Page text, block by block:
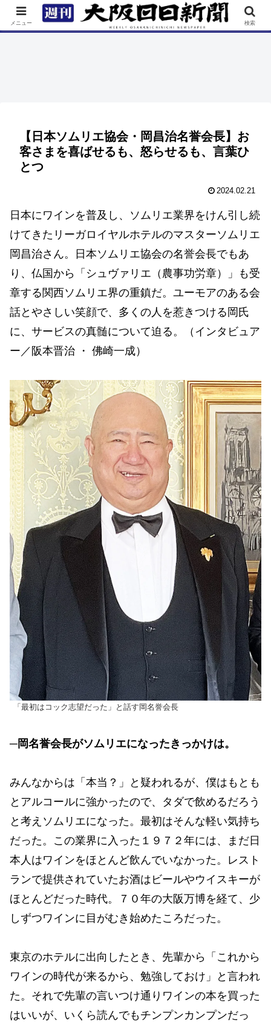
TOP 特集 ニュース 連載 街ネタ イベント
【日本ソムリエ協会・岡昌治名誉会長】お
客さまを喜ばせるも、怒らせるも、言葉ひ
とつ
2024.02.21
日本にワインを普及し、ソムリエ業界をけん引し続
けてきたリーガロイヤルホテルのマスターソムリエ
岡昌治さん。日本ソムリエ協会の名誉会長でもあ
り、仏国から「シュヴァリエ（農事功労章）」も受
章する関西ソムリエ界の重鎮だ。ユーモアのある会
話とやさしい笑顔で、多くの人を惹きつける岡氏
に、サービスの真髄について迫る。（インタビュア
ー／阪本晋治 ・ 佛崎一成）
「最初はコック志望だった」と話す岡名誉会長
─岡名誉会長がソムリエになったきっかけは。
みんなからは「本当？」と疑われるが、僕はもとも
とアルコールに強かったので、タダで飲めるだろう
と考えソムリエになった。最初はそんな軽い気持ち
だった。この業界に入った１９７２年には、まだ日
本人はワインをほとんど飲んでいなかった。レスト
ランで提供されていたお酒はビールやウイスキーが
ほとんどだった時代。７０年の大阪万博を経て、少
しずつワインに目がむき始めたころだった。
東京のホテルに出向したとき、先輩から「これから
ワインの時代が来るから、勉強しておけ」と言われ
た。それで先輩の言いつけ通りワインの本を買った
はいいが、いくら読んでもチンプンカンプンだっ
メニュー 検索